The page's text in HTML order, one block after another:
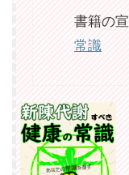
書籍の宣
常識